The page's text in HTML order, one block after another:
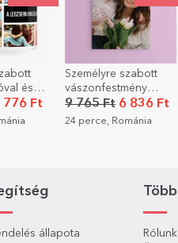
és
A
Ft
Személyre szabott
vászonfestmény
fotóval
9 765 Ft6 836 Ft
24 perce, Románia
állapota
Több
Rólunk